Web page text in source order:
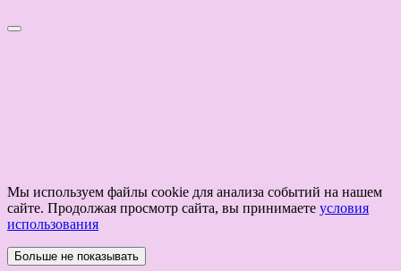
Мы используем файлы cookie для анализа событий на нашем
сайте. Продолжая просмотр сайта, вы принимаете условия
использования
Больше не показывать